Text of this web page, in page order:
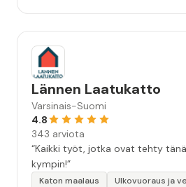
Lännen Laatukatto
Varsinais-Suomi
4.8
343 arviota
“Kaikki työt, jotka ovat tehty
kympin!”
Katon maalaus
Ulkovuoraus ja